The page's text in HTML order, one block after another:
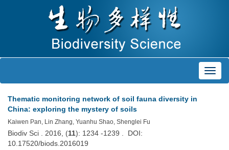
Thematic monitoring network of soil fauna diversity in
China: exploring the mystery of soils
Kaiwen Pan, Lin Zhang, Yuanhu Shao, Shenglei Fu
Biodiv Sci . 2016, (11): 1234 -1239 . DOI:
10.17520/biods.2016019